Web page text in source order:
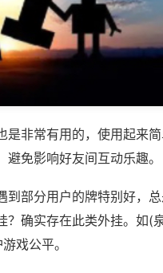
非常有用的，使用起来
免影响好友间互动乐趣。
部分用户的牌特别好，
确实存在此类外挂。如(
戏公平。